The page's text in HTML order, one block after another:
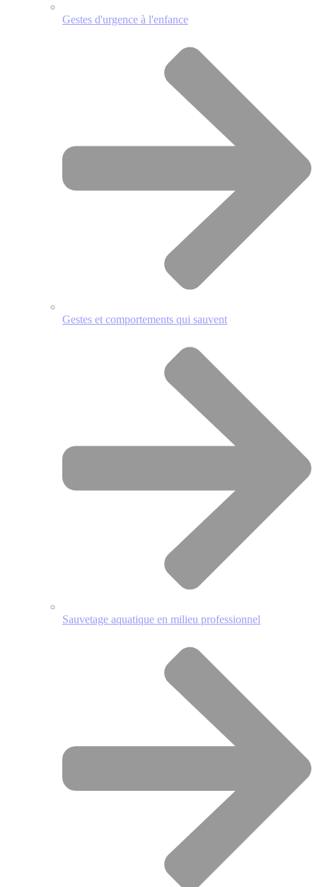
Gestes d'urgence à l'enfance
Gestes et comportements qui sauvent
Sauvetage aquatique en milieu professionnel